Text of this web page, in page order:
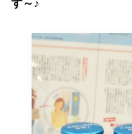
す～♪